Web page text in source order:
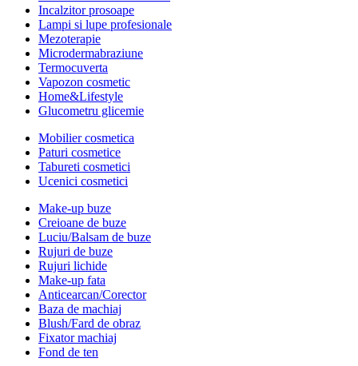
Incalzitor prosoape
Lampi si lupe profesionale
Mezoterapie
Microdermabraziune
Termocuverta
Vapozon cosmetic
Home&Lifestyle
Glucometru glicemie
Mobilier cosmetica
Paturi cosmetice
Tabureti cosmetici
Ucenici cosmetici
Make-up buze
Creioane de buze
Luciu/Balsam de buze
Rujuri de buze
Rujuri lichide
Make-up fata
Anticearcan/Corector
Baza de machiaj
Blush/Fard de obraz
Fixator machiaj
Fond de ten